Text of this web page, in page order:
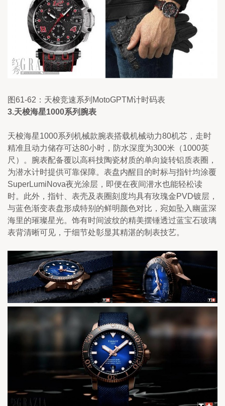
图61-62：天梭竞速系列MotoGPTM计时码表
3.天梭海星1000系列腕表
天梭海星1000系列机械款腕表搭载机械动力80机芯，走时
精准且动力储存可达80小时，防水深度为300米（1000英
尺）。腕表配备覆以高科技陶瓷材质的单向旋转铝质表圈，
为潜水计时提供可靠保障。表盘内醒目的时标与指针均涂覆
SuperLumiNova夜光涂层，即便在夜间潜水也能轻松读
时。此外，指针、表壳及表圈刻度均具有玫瑰金PVD镀层，
与蓝色渐变表盘形成特别的鲜明颜色对比，宛如坠入幽蓝深
海里的璀璨星光。饰有时间波纹的精美摆锤透过蓝宝石玻璃
表背清晰可见，于细节处彰显其精湛的制表技艺。